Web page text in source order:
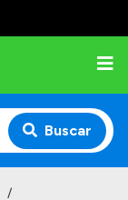
Buscar
/